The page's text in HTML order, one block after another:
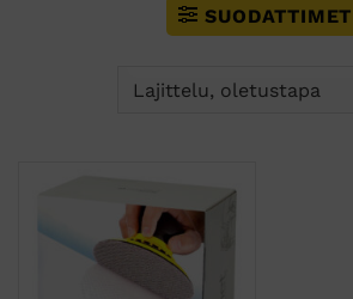
SUODATTIMET